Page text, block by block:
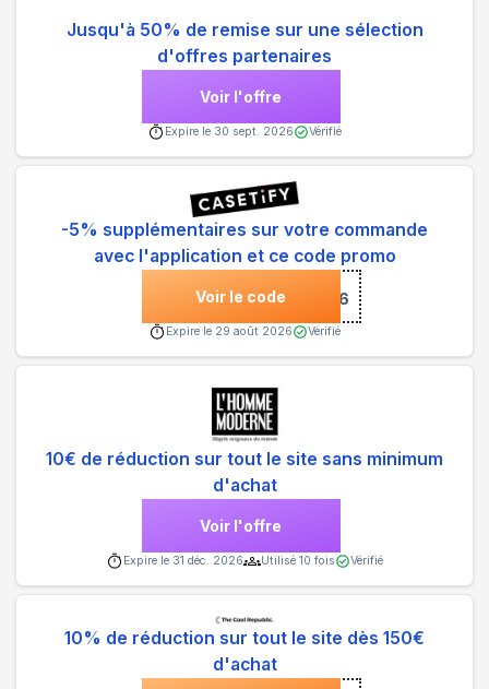
Jusqu'à 50% de remise sur une sélection
d'offres partenaires
Voir l'offre
Expire le 30 sept. 2026 Vérifié
-5% supplémentaires sur votre commande
avec l'application et ce code promo
Voir le code ***26
Expire le 29 août 2026 Vérifié
10€ de réduction sur tout le site sans minimum
d'achat
Voir l'offre
Expire le 31 déc. 2026 Utilisé 10 fois Vérifié
10% de réduction sur tout le site dès 150€
d'achat